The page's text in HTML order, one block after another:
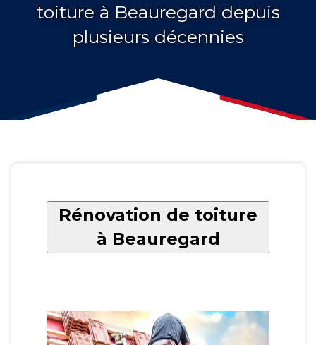
toiture à Beauregard depuis
plusieurs décennies
Rénovation de toiture
à Beauregard